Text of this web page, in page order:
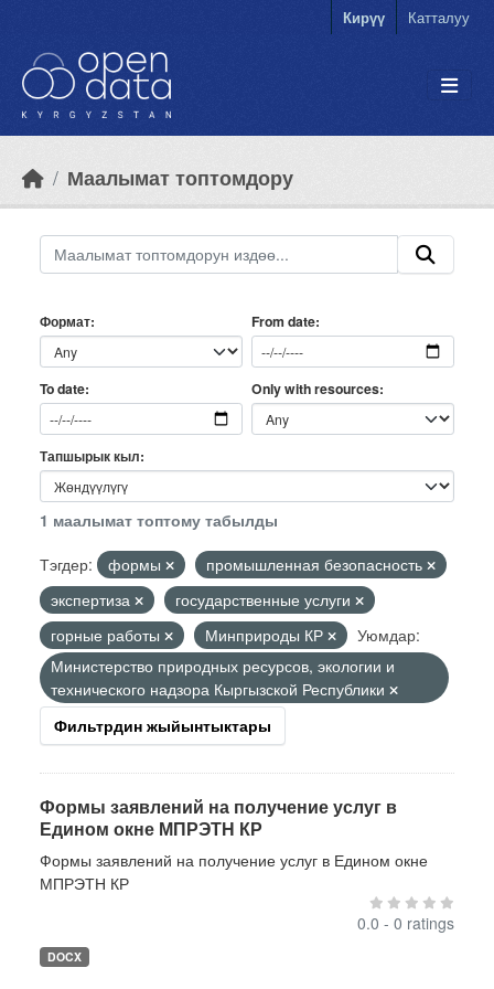
Кирүү Катталуу
Маалымат топтомдору
Формат From date
To date Only with resources
Тапшырык кыл
1 маалымат топтому табылды
Тэгдер:
формы
промышленная безопасность
экспертиза
государственные услуги
горные работы
Минприроды КР
Уюмдар:
Министерство природных ресурсов, экологии и
технического надзора Кыргызской Республики
Фильтрдин жыйынтыктары
Формы заявлений на получение услуг в
Едином окне МПРЭТН КР
Формы заявлений на получение услуг в Едином окне
МПРЭТН КР
0.0 - 0 ratings
DOCX